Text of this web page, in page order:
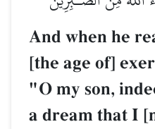
And when he
[the age of]
"O my son,
a dream that I